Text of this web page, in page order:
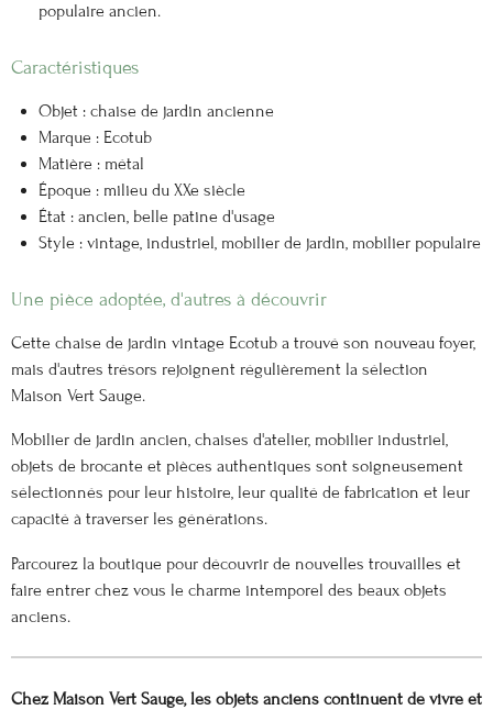
populaire ancien.
Caractéristiques
Objet : chaise de jardin ancienne
Marque : Ecotub
Matière : métal
Époque : milieu du XXe siècle
État : ancien, belle patine d'usage
Style : vintage, industriel, mobilier de jardin, mobilier populaire
Une pièce adoptée, d'autres à découvrir
Cette chaise de jardin vintage Ecotub a trouvé son nouveau foyer,
mais d'autres trésors rejoignent régulièrement la sélection
Maison Vert Sauge.
Mobilier de jardin ancien, chaises d'atelier, mobilier industriel,
objets de brocante et pièces authentiques sont soigneusement
sélectionnés pour leur histoire, leur qualité de fabrication et leur
capacité à traverser les générations.
Parcourez la boutique pour découvrir de nouvelles trouvailles et
faire entrer chez vous le charme intemporel des beaux objets
anciens.
Chez Maison Vert Sauge, les objets anciens continuent de vivre et